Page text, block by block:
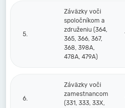
5.
Záväzky voči
spoločníkom a
združeniu (364,
365, 366, 367,
368, 398A,
478A, 479A)
6.
Záväzky voči
zamestnancom
(331, 333, 33X,